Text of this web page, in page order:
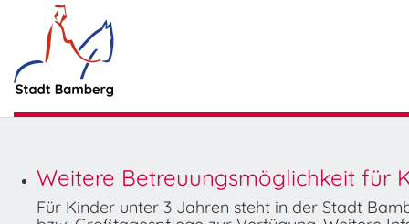
Weitere Betreuungsmöglichkeit für
Für Kinder unter 3 Jahren steht in der Stadt